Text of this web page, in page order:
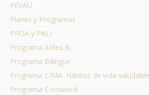
PEVAU
Planes y Programas
PROA y PALI
Programa Aldea B
Programa Bilingüe
Programa CIMA: Hábitos de vida saludable
Programa ComunicA